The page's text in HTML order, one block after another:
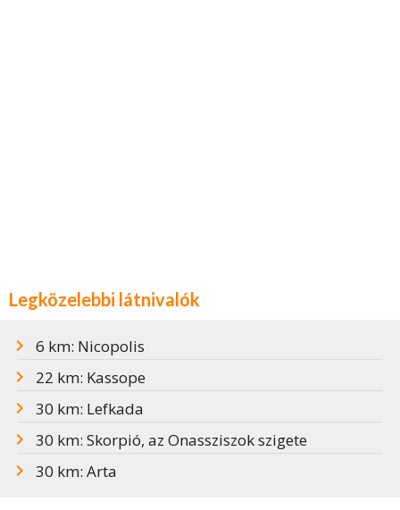
Legközelebbi látnivalók
6 km: Nicopolis
22 km: Kassope
30 km: Lefkada
30 km: Skorpió, az Onassziszok szigete
30 km: Arta